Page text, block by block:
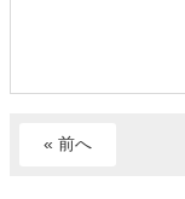
« 前へ